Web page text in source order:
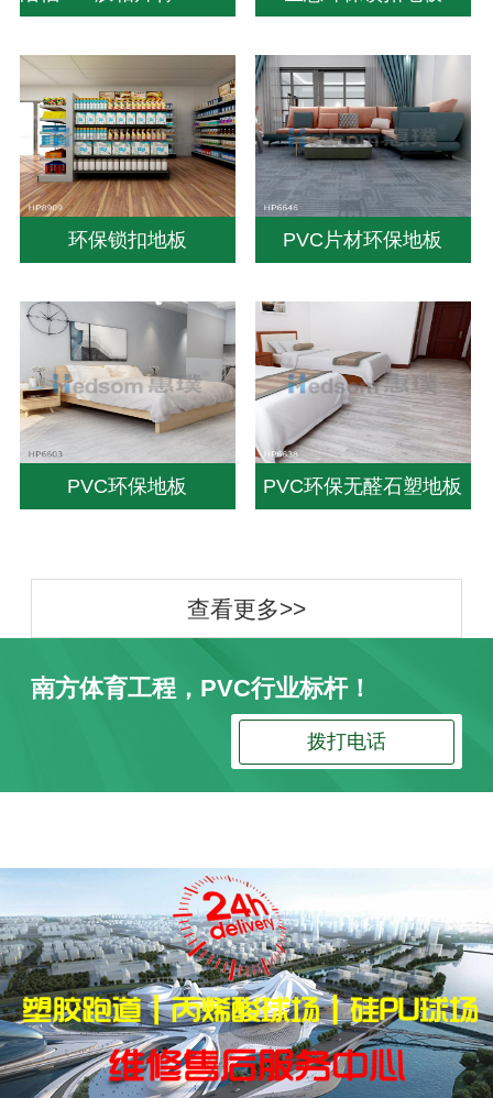
环保锁扣地板 PVC片材环保地板
PVC环保地板 PVC环保无醛石塑地板
查看更多>>
南方体育工程，PVC行业标杆！
拨打电话